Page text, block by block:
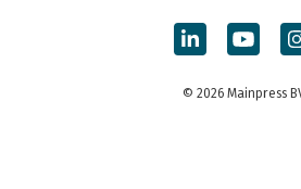
© 2026 Mainpress